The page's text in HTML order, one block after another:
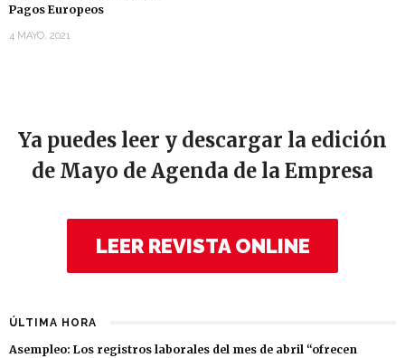
Pagos Europeos
4 MAYO, 2021
Ya puedes leer y descargar la edición
de Mayo de Agenda de la Empresa
LEER REVISTA ONLINE
ÚLTIMA HORA
Asempleo: Los registros laborales del mes de abril “ofrecen